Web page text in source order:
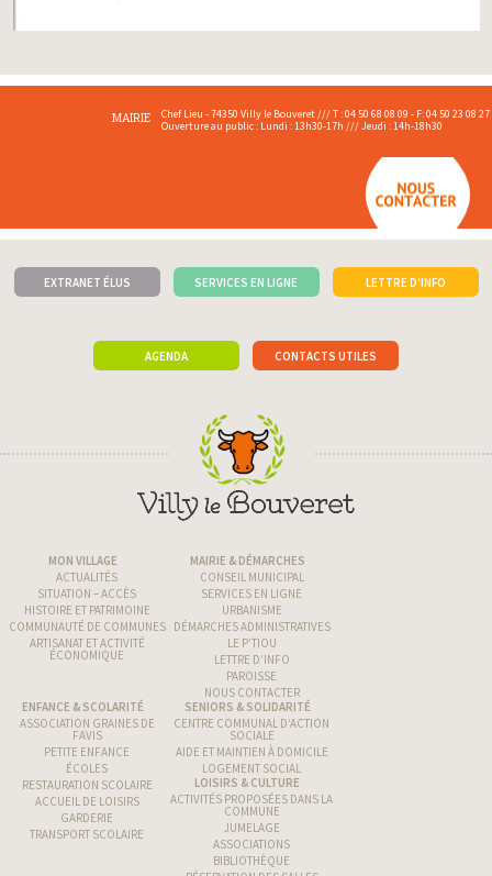
MAIRIE
Chef Lieu - 74350 Villy le Bouveret /// T : 04 50 68 08 09 - F: 04 50 23 08 27
Ouverture au public : Lundi : 13h30-17h /// Jeudi : 14h-18h30
EXTRANET ÉLUS SERVICES EN LIGNE LETTRE D'INFO
AGENDA CONTACTS UTILES
MON VILLAGE
ACTUALITÉS
SITUATION – ACCÈS
HISTOIRE ET PATRIMOINE
COMMUNAUTÉ DE COMMUNES
ARTISANAT ET ACTIVITÉ
ÉCONOMIQUE
MAIRIE & DÉMARCHES
CONSEIL MUNICIPAL
SERVICES EN LIGNE
URBANISME
DÉMARCHES ADMINISTRATIVES
LE P’TIOU
LETTRE D’INFO
PAROISSE
NOUS CONTACTER
ENFANCE & SCOLARITÉ
ASSOCIATION GRAINES DE
FAVIS
PETITE ENFANCE
ÉCOLES
RESTAURATION SCOLAIRE
ACCUEIL DE LOISIRS
GARDERIE
TRANSPORT SCOLAIRE
SENIORS & SOLIDARITÉ
CENTRE COMMUNAL D’ACTION
SOCIALE
AIDE ET MAINTIEN À DOMICILE
LOGEMENT SOCIAL
LOISIRS & CULTURE
ACTIVITÉS PROPOSÉES DANS LA
COMMUNE
JUMELAGE
ASSOCIATIONS
BIBLIOTHÈQUE